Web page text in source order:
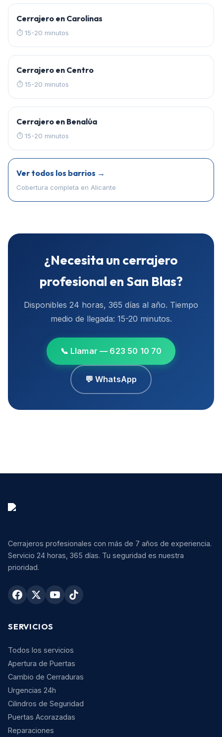
Cerrajero en Carolinas
⏱ 15-20 minutos
Cerrajero en Centro
⏱ 15-20 minutos
Cerrajero en Benalúa
⏱ 15-20 minutos
Ver todos los barrios →
Cobertura completa en Alicante
¿Necesita un cerrajero
profesional en San Blas?
Disponibles 24 horas, 365 días al año. Tiempo
medio de llegada: 15-20 minutos.
📞 Llamar — 623 50 10 70
💬 WhatsApp
Cerrajeros profesionales con más de 7 años de experiencia.
Servicio 24 horas, 365 días. Tu seguridad es nuestra
prioridad.
SERVICIOS
Todos los servicios
Apertura de Puertas
Cambio de Cerraduras
Urgencias 24h
Cilindros de Seguridad
Puertas Acorazadas
Reparaciones